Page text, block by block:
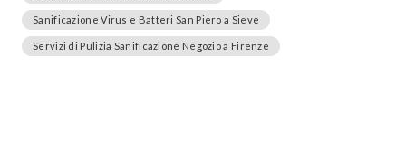
Sanificazione Virus e Batteri San Piero a Sieve
Servizi di Pulizia Sanificazione Negozio a Firenze